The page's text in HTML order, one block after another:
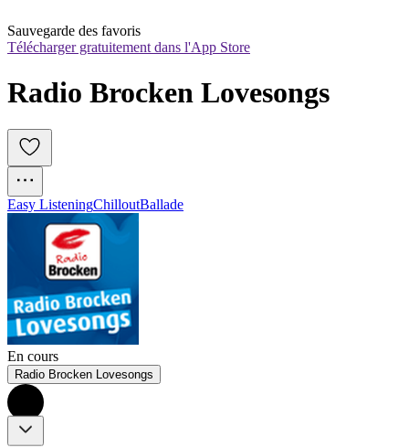
Sauvegarde des favoris
Télécharger gratuitement dans l'App Store
Radio Brocken Lovesongs
Easy ListeningChilloutBallade
En cours
Radio Brocken Lovesongs